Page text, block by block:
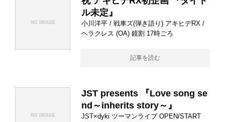
ル未定』
小川洋平 / 戦車ズ(弾き語り) アキヒデRX /
ヘラクレス (OA) 鏡割 17時ごろ
記事を読む
JST presents 『Love song se
nd～inherits story～』
JST×dyki ツーマンライブ OPEN/START